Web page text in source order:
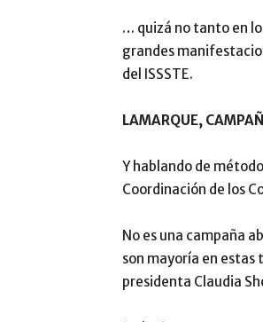
… quizá no tanto en
grandes
del ISSSTE.
LAMARQUE,
Y hablando de
Coordinación de los
No es una campaña
son mayoría en estas
presidenta Claudia